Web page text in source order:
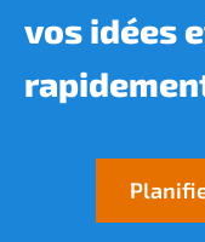
vos idées